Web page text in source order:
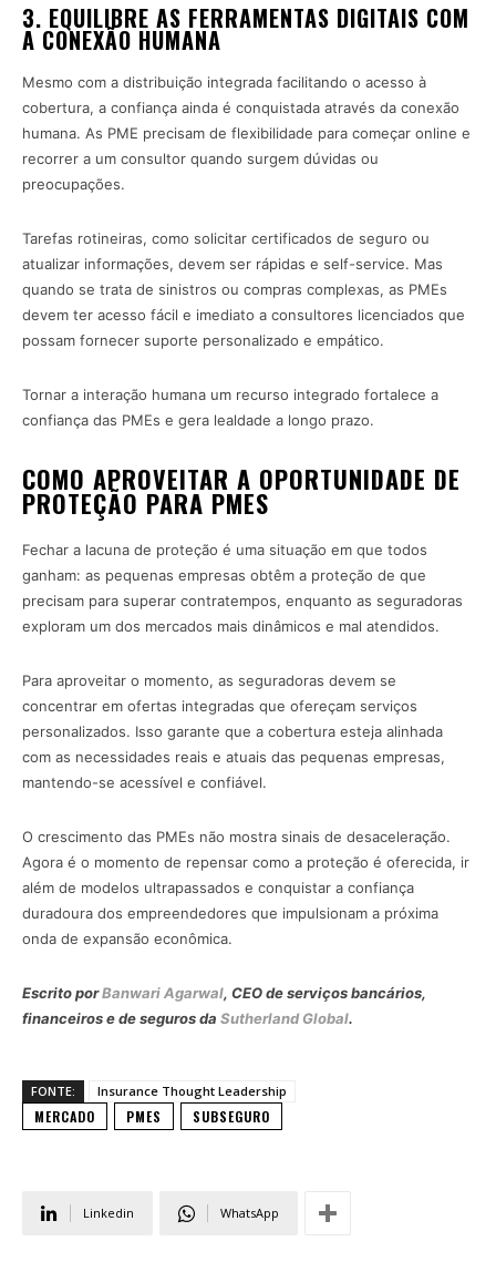
3. EQUILIBRE AS FERRAMENTAS DIGITAIS COM
A CONEXÃO HUMANA
Mesmo com a distribuição integrada facilitando o acesso à
cobertura, a confiança ainda é conquistada através da conexão
humana. As PME precisam de flexibilidade para começar online e
recorrer a um consultor quando surgem dúvidas ou
preocupações.
Tarefas rotineiras, como solicitar certificados de seguro ou
atualizar informações, devem ser rápidas e self-service. Mas
quando se trata de sinistros ou compras complexas, as PMEs
devem ter acesso fácil e imediato a consultores licenciados que
possam fornecer suporte personalizado e empático.
Tornar a interação humana um recurso integrado fortalece a
confiança das PMEs e gera lealdade a longo prazo.
COMO APROVEITAR A OPORTUNIDADE DE
PROTEÇÃO PARA PMES
Fechar a lacuna de proteção é uma situação em que todos
ganham: as pequenas empresas obtêm a proteção de que
precisam para superar contratempos, enquanto as seguradoras
exploram um dos mercados mais dinâmicos e mal atendidos.
Para aproveitar o momento, as seguradoras devem se
concentrar em ofertas integradas que ofereçam serviços
personalizados. Isso garante que a cobertura esteja alinhada
com as necessidades reais e atuais das pequenas empresas,
mantendo-se acessível e confiável.
O crescimento das PMEs não mostra sinais de desaceleração.
Agora é o momento de repensar como a proteção é oferecida, ir
além de modelos ultrapassados e conquistar a confiança
duradoura dos empreendedores que impulsionam a próxima
onda de expansão econômica.
Escrito porBanwari Agarwal, CEO de serviços bancários,
financeiros e de seguros da Sutherland Global.
FONTE: Insurance Thought Leadership
MERCADO PMES SUBSEGURO
Linkedin WhatsApp